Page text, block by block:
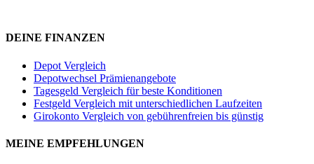
DEINE FINANZEN
Depot Vergleich
Depotwechsel Prämienangebote
Tagesgeld Vergleich für beste Konditionen
Festgeld Vergleich mit unterschiedlichen Laufzeiten
Girokonto Vergleich von gebührenfreien bis günstig
MEINE EMPFEHLUNGEN